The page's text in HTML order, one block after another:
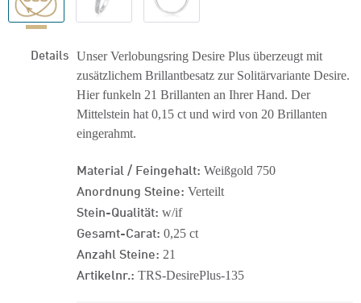
Details Unser Verlobungsring Desire Plus überzeugt mit
zusätzlichem Brillantbesatz zur Solitärvariante Desire.
Hier funkeln 21 Brillanten an Ihrer Hand. Der
Mittelstein hat 0,15 ct und wird von 20 Brillanten
eingerahmt.
Material / Feingehalt: Weißgold 750
Anordnung Steine: Verteilt
Stein-Qualität: w/if
Gesamt-Carat: 0,25 ct
Anzahl Steine: 21
Artikelnr.: TRS-DesirePlus-135